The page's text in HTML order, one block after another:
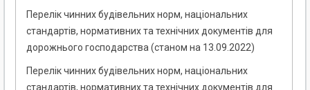
Перелік чинних будівельних норм, національних
стандартів, нормативних та технічних документів для
дорожнього господарства (станом на 13.09.2022)
Перелік чинних будівельних норм, національних
стандартів, нормативних та технічних документів для